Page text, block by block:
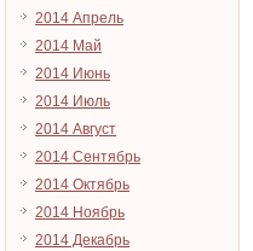
2014 Апрель
2014 Май
2014 Июнь
2014 Июль
2014 Август
2014 Сентябрь
2014 Октябрь
2014 Ноябрь
2014 Декабрь